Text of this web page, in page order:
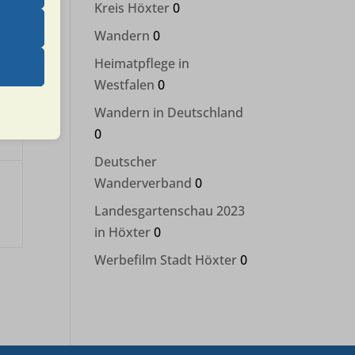
Kreis Höxter0
Wandern 0
Heimatpflege in
Westfalen 0
Wandern in Deutschland
0
Deutscher
Wanderverband 0
Landesgartenschau 2023
in Höxter0
Werbefilm Stadt Höxter0